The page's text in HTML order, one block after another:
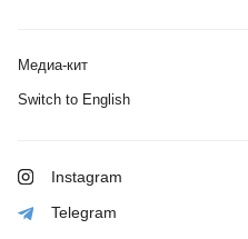
Медиа-кит
Switch to English
Instagram
Telegram